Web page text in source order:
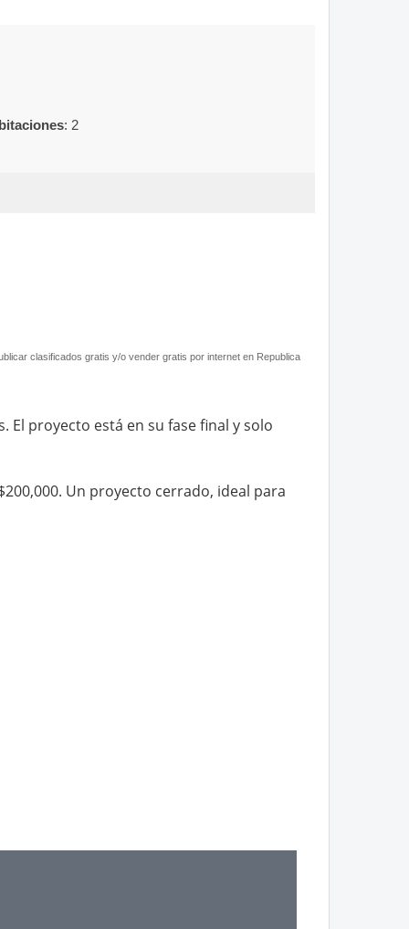
: 2
clasificados gratis y/o vender gratis por internet en Republica
El proyecto está en su fase final y solo
Un proyecto cerrado, ideal para